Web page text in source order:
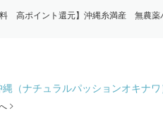
料 高ポイント還元】沖縄糸満産 無農
（ナチュラルパッションオキナ